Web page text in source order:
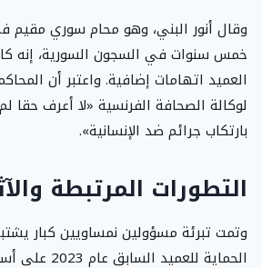
وقال أنور البني، وهو محام سوري مقيم
خمس سنوات في السجون السورية، إنه
العميد اتهامات إضافية. واعتبر أن
لوكالة الصحافة الفرنسية «لا أعرف حقا
بارتكاب جرائم ضد الإنسانية».
التطورات المرتبطة
وتمت تبرئة مسؤولين نمساويين كبار
الحماية